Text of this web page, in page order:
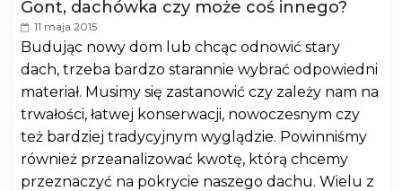
Gont, dachówka czy może coś innego?
11 maja 2015
Budując nowy dom lub chcąc odnowić stary
dach, trzeba bardzo starannie wybrać odpowiedni
materiał. Musimy się zastanowić czy zależy nam na
trwałości, łatwej konserwacji, nowoczesnym czy
też bardziej tradycyjnym wyglądzie. Powinniśmy
również przeanalizować kwotę, którą chcemy
przeznaczyć na pokrycie naszego dachu. Wielu z